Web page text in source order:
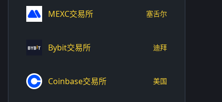
MEXC交易所 塞舌尔
Bybit交易所 迪拜
Coinbase交易所 美国